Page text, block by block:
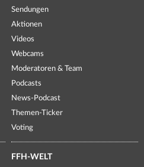
Sendungen
Aktionen
Videos
Webcams
Moderatoren & Team
Podcasts
News-Podcast
Themen-Ticker
Voting
FFH-WELT